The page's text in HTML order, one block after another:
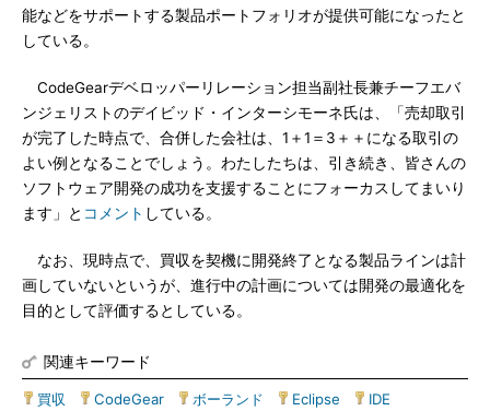
能などをサポートする製品ポートフォリオが提供可能になったと
している。
CodeGearデベロッパーリレーション担当副社長兼チーフエバ
ンジェリストのデイビッド・インターシモーネ氏は、「売却取引
が完了した時点で、合併した会社は、1＋1＝3＋＋になる取引の
よい例となることでしょう。わたしたちは、引き続き、皆さんの
ソフトウェア開発の成功を支援することにフォーカスしてまいり
ます」と コメント している。
なお、現時点で、買収を契機に開発終了となる製品ラインは計
画していないというが、進行中の計画については開発の最適化を
目的として評価するとしている。
関連キーワード
買収 CodeGear ボーランド Eclipse IDE